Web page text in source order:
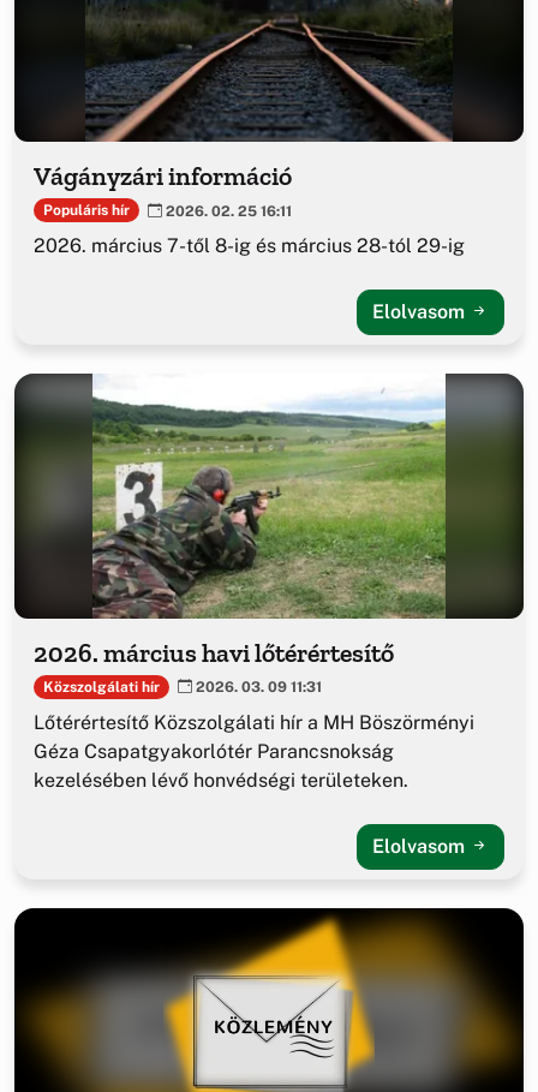
Vágányzári információ
Populáris hír 2026. 02. 25 16:11
2026. március 7-től 8-ig és március 28-tól 29-ig
Elolvasom
2026. március havi lőtérértesítő
Közszolgálati hír 2026. 03. 09 11:31
Lőtérértesítő Közszolgálati hír a MH Böszörményi
Géza Csapatgyakorlótér Parancsnokság
kezelésében lévő honvédségi területeken.
Elolvasom